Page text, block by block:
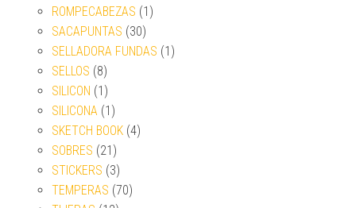
ROMPECABEZAS (1)
SACAPUNTAS (30)
SELLADORA FUNDAS (1)
SELLOS (8)
SILICON (1)
SILICONA (1)
SKETCH BOOK (4)
SOBRES (21)
STICKERS (3)
TEMPERAS (70)